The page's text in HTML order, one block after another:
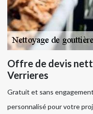
Offre de devis
Verrieres
Gratuit et sans
personnalisé pour votre